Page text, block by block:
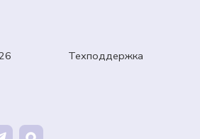
«Программирование работы
2026 Техподдержка